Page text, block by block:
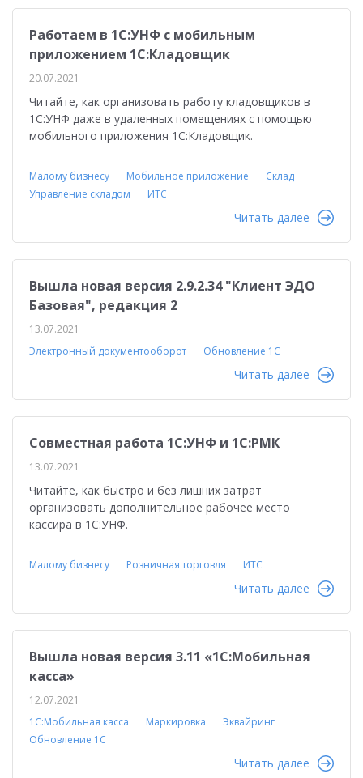
Работаем в 1С:УНФ с мобильным
приложением 1С:Кладовщик
20.07.2021
Читайте, как организовать работу кладовщиков в
1С:УНФ даже в удаленных помещениях с помощью
мобильного приложения 1С:Кладовщик.
Малому бизнесу Мобильное приложение
Склад
Управление складом
ИТС
Читать далее
Вышла новая версия 2.9.2.34 "Клиент ЭДО
Базовая", редакция 2
13.07.2021
Электронный документооборот
Обновление 1С
Читать далее
Совместная работа 1С:УНФ и 1С:РМК
13.07.2021
Читайте, как быстро и без лишних затрат
организовать дополнительное рабочее место
кассира в 1С:УНФ.
Малому бизнесу Розничная торговля ИТС
Читать далее
Вышла новая версия 3.11 «1С:Мобильная
касса»
12.07.2021
1С:Мобильная касса
Маркировка
Эквайринг
Обновление 1С
Читать далее